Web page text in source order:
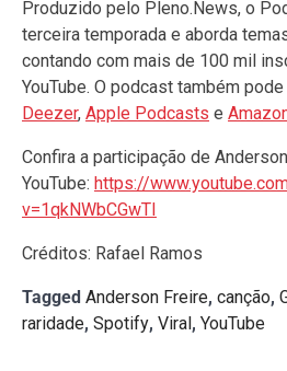
Produzido pelo Pleno.News, o
terceira temporada e aborda
contando com mais de 100 mil
YouTube. O podcast também
Deezer, Apple Podcasts e
Confira a participação de
YouTube: https://
v=1qkNWbCGwTI
Créditos: Rafael Ramos
Tagged Anderson Freire, canção,
raridade, Spotify, Viral , YouTube